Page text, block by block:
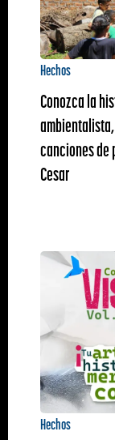
Hechos
Conozca la
canciones de
Cesar
Hechos